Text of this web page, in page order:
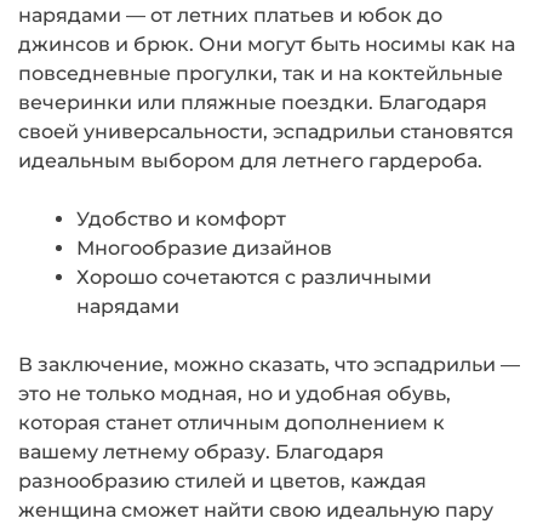
нарядами — от летних платьев и юбок до
джинсов и брюк. Они могут быть носимы как на
повседневные прогулки, так и на коктейльные
вечеринки или пляжные поездки. Благодаря
своей универсальности, эспадрильи становятся
идеальным выбором для летнего гардероба.
Удобство и комфорт
Многообразие дизайнов
Хорошо сочетаются с различными
нарядами
В заключение, можно сказать, что эспадрильи —
это не только модная, но и удобная обувь,
которая станет отличным дополнением к
вашему летнему образу. Благодаря
разнообразию стилей и цветов, каждая
женщина сможет найти свою идеальную пару